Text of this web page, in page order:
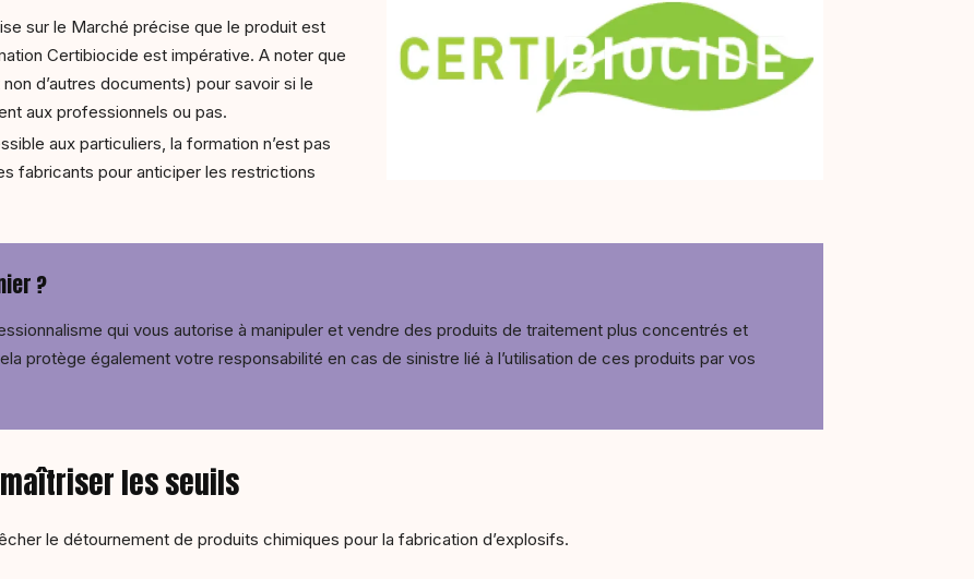
sur le Marché précise que le produit est
Certibiocide est impérative. A noter que
d’autres documents) pour savoir si le
aux professionnels ou pas.
aux particuliers, la formation n’est pas
fabricants pour anticiper les restrictions
?
qui vous autorise à manipuler et vendre des produits de traitement plus concentrés et
protège également votre responsabilité en cas de sinistre lié à l’utilisation de ces produits par vos
les seuils
le détournement de produits chimiques pour la fabrication d’explosifs.